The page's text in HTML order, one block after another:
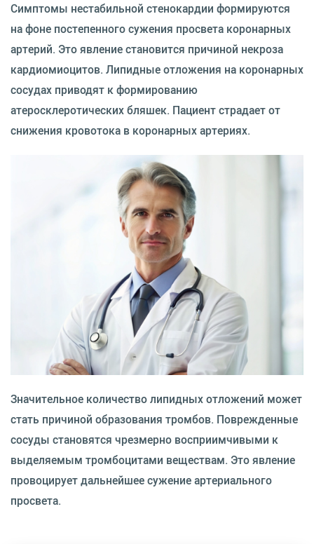
Симптомы нестабильной стенокардии формируются
на фоне постепенного сужения просвета коронарных
артерий. Это явление становится причиной некроза
кардиомиоцитов. Липидные отложения на коронарных
сосудах приводят к формированию
атеросклеротических бляшек. Пациент страдает от
снижения кровотока в коронарных артериях.
Значительное количество липидных отложений может
стать причиной образования тромбов. Поврежденные
сосуды становятся чрезмерно восприимчивыми к
выделяемым тромбоцитами веществам. Это явление
провоцирует дальнейшее сужение артериального
просвета.